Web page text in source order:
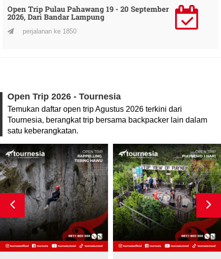
Open Trip Pulau Pahawang 19 - 20 September
2026, Dari Bandar Lampung
perjalanan ke 1850
Open Trip 2026 - Tournesia
Temukan daftar open trip Agustus 2026 terkini dari
Tournesia, berangkat trip bersama backpacker lain dalam
satu keberangkatan.